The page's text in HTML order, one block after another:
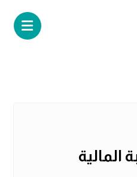
المالية